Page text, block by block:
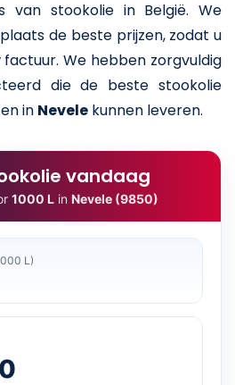
van stookolie in België. We
de beste prijzen, zodat u
We hebben zorgvuldig
die de beste stookolie
in Nevele kunnen leveren.
vandaag
1000 L in Nevele (9850)
L)